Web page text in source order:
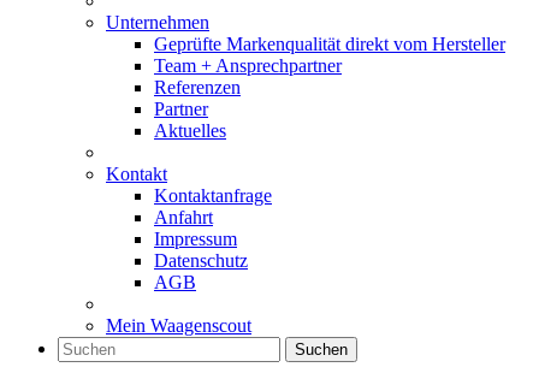
Unternehmen
Geprüfte Markenqualität direkt vom Hersteller
Team + Ansprechpartner
Referenzen
Partner
Aktuelles
Kontakt
Kontaktanfrage
Anfahrt
Impressum
Datenschutz
AGB
Mein Waagenscout
Suchen